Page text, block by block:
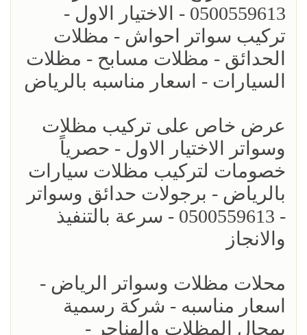
0500559613 - الاختيار الاول -
تركيب سواتر احواش - مظلات
الحدائق - مظلات مسابح - مظلات
السيارات - اسعار مناسبه بالرياض
عرض خاص على تركيب مظلات
وسواتر الاختيار الاول - حصرياً
خصومات لتركيب مظلات سيارات
بالرياض - برجولات حدائق وسواتر
- 0500559613 - سرعة بالتنفيذ
والانجاز
محلات مظلات وسواتر الرياض -
اسعار مناسبه - شركة رسمية
بمجال المظلات والهناجر -